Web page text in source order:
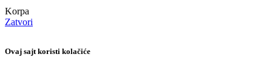
Korpa
Zatvori
Ovaj sajt koristi kolačiće